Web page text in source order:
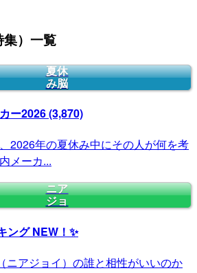
）一覧
夏休
み脳
ー2026(3,870)
2026年の夏休み中にその人が何を考
メーカ...
ニア
ジョ
ングNEW！✨
ニアジョイ）の誰と相性がいいのか